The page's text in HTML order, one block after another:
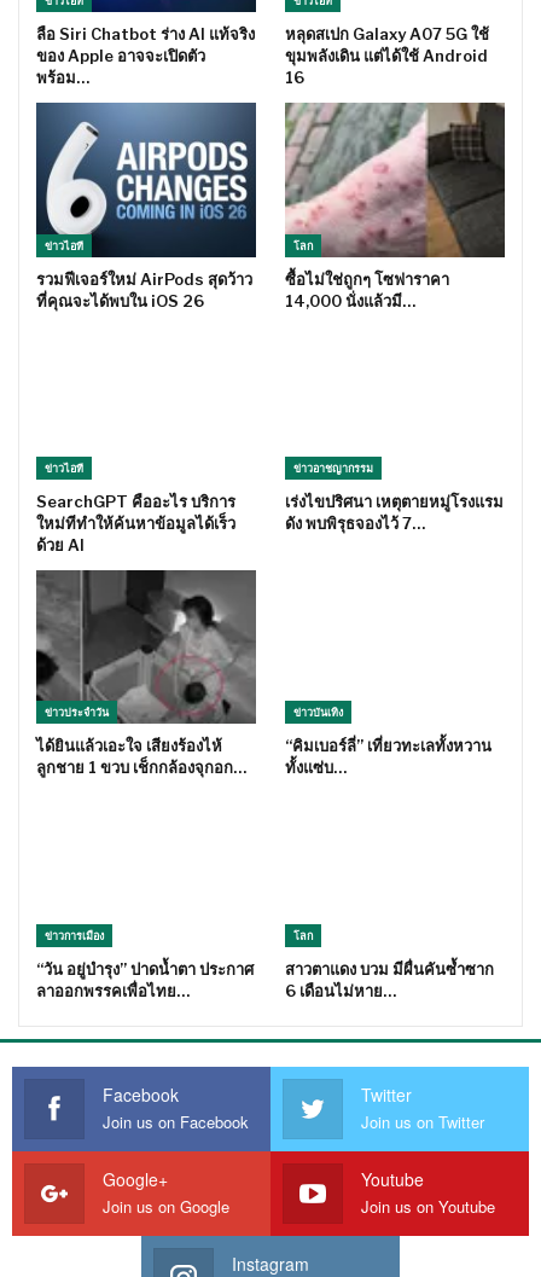
ลือ Siri Chatbot ร่าง AI แท้จริง
ของ Apple อาจจะเปิดตัว
พร้อม…
หลุดสเปก Galaxy A07 5G ใช้
ขุมพลังเดิน แต่ได้ใช้ Android
16
ข่าวไอที
รวมฟีเจอร์ใหม่ AirPods สุดว้าว
ที่คุณจะได้พบใน iOS 26
โลก
ซื้อไม่ใช่ถูกๆ โซฟาราคา
14,000 นั่งแล้วมี…
ข่าวไอที
SearchGPT คืออะไร บริการ
ใหม่ทีทำให้ค้นหาข้อมูลได้เร็ว
ด้วย AI
ข่าวอาชญากรรม
เร่งไขปริศนา เหตุตายหมู่โรงแรม
ดัง พบพิรุธจองไว้ 7…
ข่าวประจำวัน
ได้ยินแล้วเอะใจ เสียงร้องไห้
ลูกชาย 1 ขวบ เช็กกล้องจุกอก…
ข่าวบันเทิง
“คิมเบอร์ลี่” เที่ยวทะเลทั้งหวาน
ทั้งแซ่บ…
ข่าวการเมือง
“วัน อยู่บำรุง” ปาดน้ำตา ประกาศ
ลาออกพรรคเพื่อไทย…
โลก
สาวตาแดง บวม มีผื่นคันซ้ำซาก
6 เดือนไม่หาย…
Facebook
Join us on Facebook
Twitter
Join us on Twitter
Google+
Join us on Google
Youtube
Join us on Youtube
Instagram